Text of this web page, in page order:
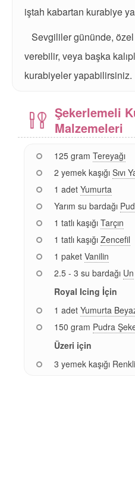
iştah kabartan kurabiye
Sevgililer gününde,
verebilir, veya başka
kurabiyeler yapabilirsiniz.
Şekerlemeli
Malzemeleri
125 gram Tereyağı
2 yemek kaşığı Sıvı
1 adet Yumurta
Yarım su bardağı
1 tatlı kaşığı Tarçın
1 tatlı kaşığı Zencefil
1 paket Vanilin
2.5 - 3 su bardağı Un
Royal Icing İçin
1 adet Yumurta
150 gram Pudra
Üzeri için
3 yemek kaşığı Renkli